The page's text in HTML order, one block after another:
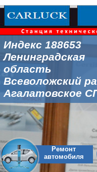
Индекс 188653
Ленинградская
область
Всеволожский
Агалатовское
Ремонт
автомобиля